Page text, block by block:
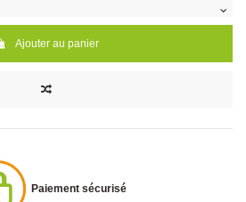
Ajouter au panier
Paiement sécurisé